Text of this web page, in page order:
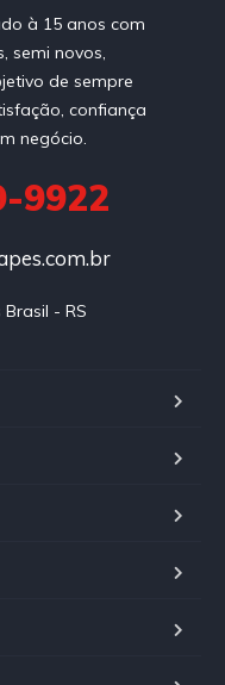
à 15 anos com
semi novos,
de sempre
confiança
negócio.
9922
- RS